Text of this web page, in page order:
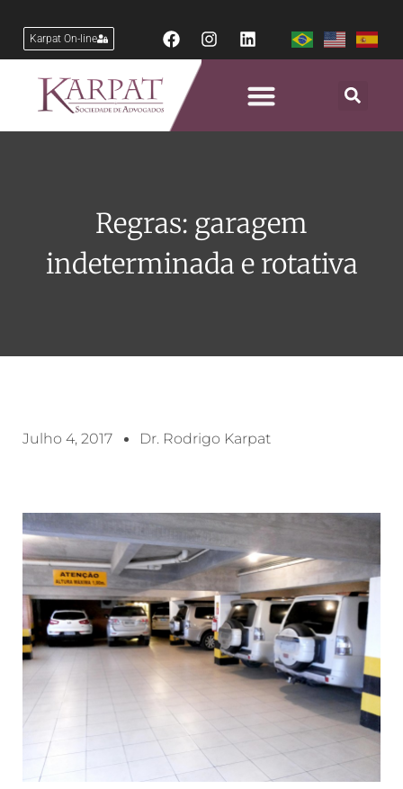
Karpat On-line
Regras: garagem
indeterminada e rotativa
Julho 4, 2017 Dr. Rodrigo Karpat